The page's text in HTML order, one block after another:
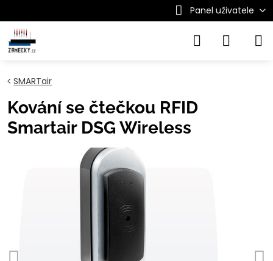
Panel uživatele
SMARTair
Kování se čtečkou RFID
Smartair DSG Wireless